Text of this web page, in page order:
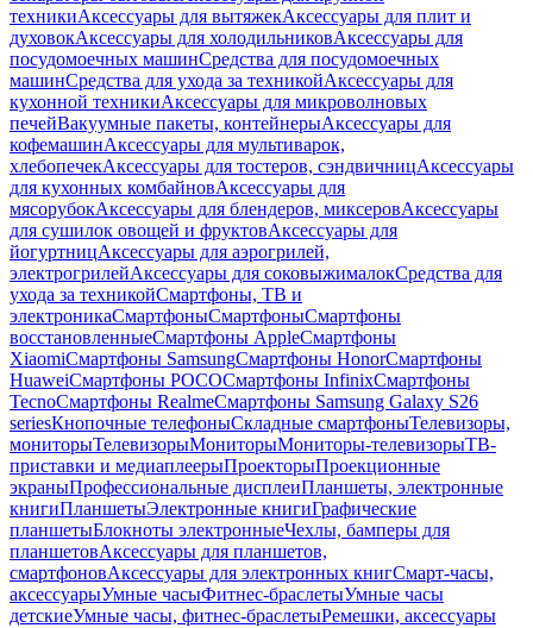
техникиАксессуары для вытяжекАксессуары для плит и
духовокАксессуары для холодильниковАксессуары для
посудомоечных машинСредства для посудомоечных
машинСредства для ухода за техникойАксессуары для
кухонной техникиАксессуары для микроволновых
печейВакуумные пакеты, контейнерыАксессуары для
кофемашинАксессуары для мультиварок,
хлебопечекАксессуары для тостеров, сэндвичницАксессуары
для кухонных комбайновАксессуары для
мясорубокАксессуары для блендеров, миксеровАксессуары
для сушилок овощей и фруктовАксессуары для
йогуртницАксессуары для аэрогрилей,
электрогрилейАксессуары для соковыжималокСредства для
ухода за техникойСмартфоны, ТВ и
электроникаСмартфоныСмартфоныСмартфоны
восстановленныеСмартфоны AppleСмартфоны
XiaomiСмартфоны SamsungСмартфоны HonorСмартфоны
HuaweiСмартфоны POCOСмартфоны InfinixСмартфоны
TecnoСмартфоны RealmeСмартфоны Samsung Galaxy S26
seriesКнопочные телефоныСкладные смартфоныТелевизоры,
мониторыТелевизорыМониторыМониторы-телевизорыТВ-
приставки и медиаплеерыПроекторыПроекционные
экраныПрофессиональные дисплеиПланшеты, электронные
книгиПланшетыЭлектронные книгиГрафические
планшетыБлокноты электронныеЧехлы, бамперы для
планшетовАксессуары для планшетов,
смартфоновАксессуары для электронных книгСмарт-часы,
аксессуарыУмные часыФитнес-браслетыУмные часы
детскиеУмные часы, фитнес-браслетыРемешки, аксессуары